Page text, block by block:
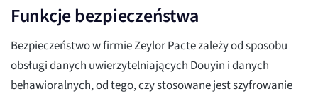
Funkcje bezpieczeństwa
Bezpieczeństwo w firmie Zeylor Pacte zależy od sposobu
obsługi danych uwierzytelniających Douyin i danych
behawioralnych, od tego, czy stosowane jest szyfrowanie